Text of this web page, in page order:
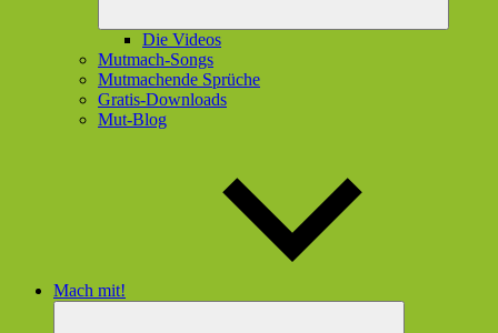
Die Videos
Mutmach-Songs
Mutmachende Sprüche
Gratis-Downloads
Mut-Blog
Mach mit!